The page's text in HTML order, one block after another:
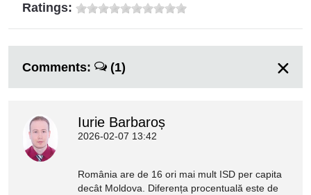
Ratings:
Comments: (1)
Iurie Barbaroș
2026-02-07 13:42
România are de 16 ori mai mult ISD per capita
decât Moldova. Diferența procentuală este de